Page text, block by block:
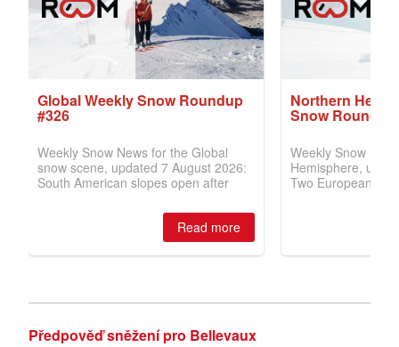
Předpověď sněžení pro Bellevaux